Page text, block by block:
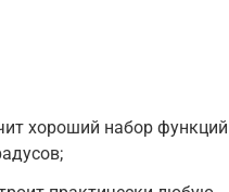
хороший набор функций